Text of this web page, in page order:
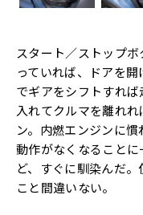
スタート／ストップ
っていれば、ドアを
でギアをシフトすれ
入れてクルマを離れ
ン。内燃エンジンに
動作がなくなること
ど、すぐに馴染んだ
こと間違いない。